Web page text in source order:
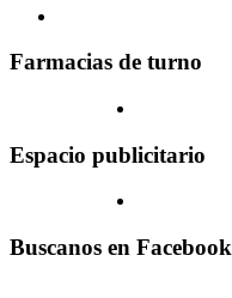
Farmacias de turno
Espacio publicitario
Buscanos en Facebook